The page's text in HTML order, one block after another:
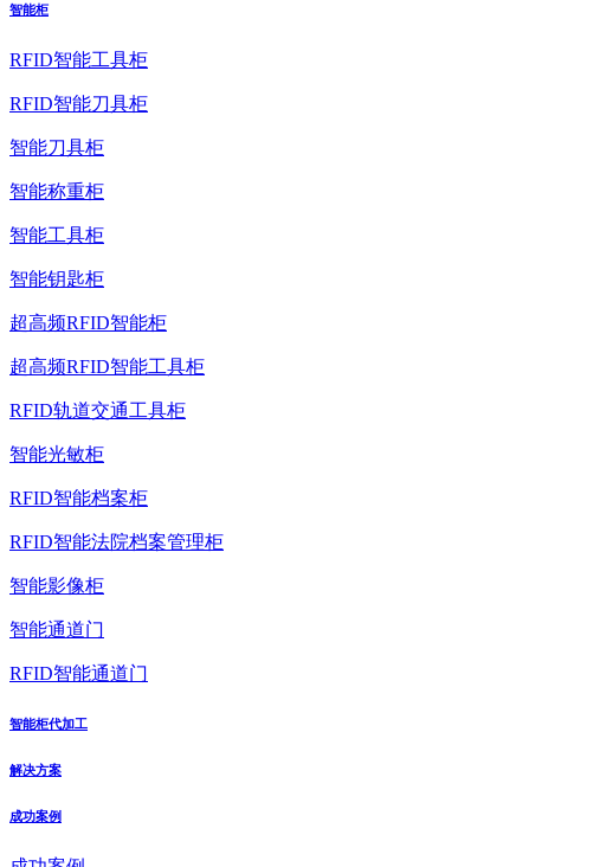
智能柜
RFID智能工具柜
RFID智能刀具柜
智能刀具柜
智能称重柜
智能工具柜
智能钥匙柜
超高频RFID智能柜
超高频RFID智能工具柜
RFID轨道交通工具柜
智能光敏柜
RFID智能档案柜
RFID智能法院档案管理柜
智能影像柜
智能通道门
RFID智能通道门
智能柜代加工
解决方案
成功案例